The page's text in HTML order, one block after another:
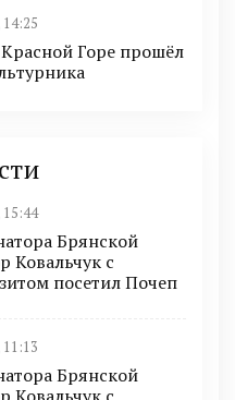
14:25
Горе прошёл
15:44
Брянской
Ковальчук с
посетил Почеп
11:13
Брянской